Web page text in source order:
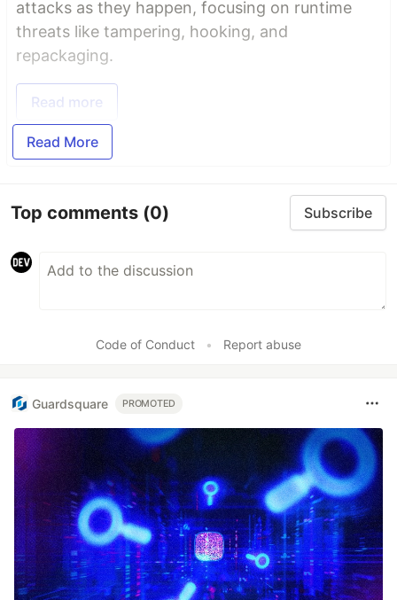
attacks as they happen, focusing on runtime
threats like tampering, hooking, and
repackaging.
Read more
Read More
Top comments (0) Subscribe
Code of Conduct • Report abuse
Guardsquare PROMOTED